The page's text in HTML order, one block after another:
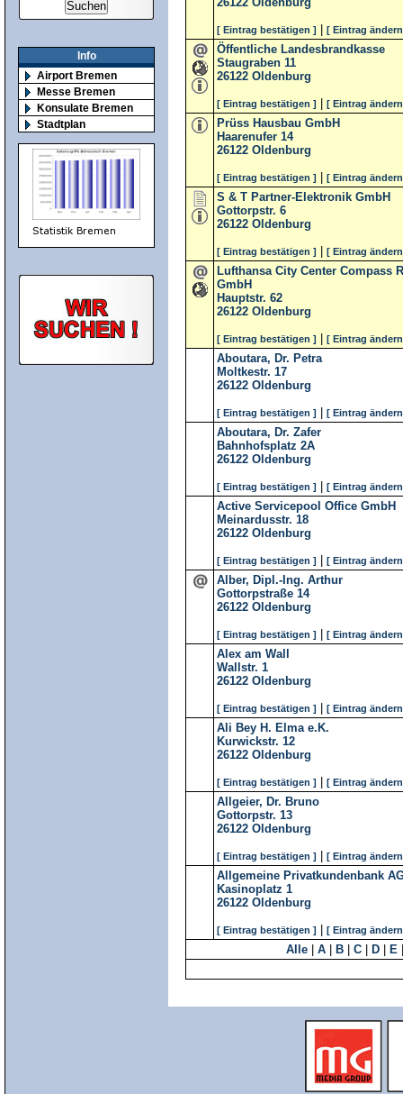
Info
Airport Bremen
Messe Bremen
Konsulate Bremen
Stadtplan
[ Eintrag bestätigen ] [ Eintrag
Öffentliche Landesbrandkasse
Staugraben 11
26122 Oldenburg
[ Eintrag bestätigen ] [ Eintrag
Prüss Hausbau GmbH
Haarenufer 14
26122 Oldenburg
[ Eintrag bestätigen ] [ Eintrag
S & T Partner-Elektronik GmbH
Gottorpstr. 6
26122 Oldenburg
[ Eintrag bestätigen ] [ Eintrag
Lufthansa City Center Compass
GmbH
Hauptstr. 62
26122 Oldenburg
[ Eintrag bestätigen ] [ Eintrag
Aboutara, Dr. Petra
Moltkestr. 17
26122 Oldenburg
[ Eintrag bestätigen ] [ Eintrag
Aboutara, Dr. Zafer
Bahnhofsplatz 2A
26122 Oldenburg
[ Eintrag bestätigen ] [ Eintrag
Active Servicepool Office GmbH
Meinardusstr. 18
26122 Oldenburg
[ Eintrag bestätigen ] [ Eintrag
Alber, Dipl.-Ing. Arthur
Gottorpstraße 14
26122 Oldenburg
[ Eintrag bestätigen ] [ Eintrag
Alex am Wall
Wallstr. 1
26122 Oldenburg
[ Eintrag bestätigen ] [ Eintrag
Ali Bey H. Elma e.K.
Kurwickstr. 12
26122 Oldenburg
[ Eintrag bestätigen ] [ Eintrag
Allgeier, Dr. Bruno
Gottorpstr. 13
26122 Oldenburg
[ Eintrag bestätigen ] [ Eintrag
Allgemeine Privatkundenbank
Kasinoplatz 1
26122 Oldenburg
[ Eintrag bestätigen ] [ Eintrag
Alle A B C D E